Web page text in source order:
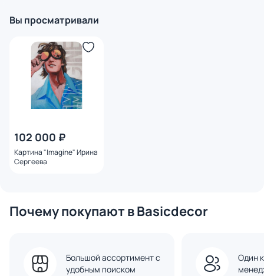
Вы просматривали
102 000 ₽
Картина "Imagine" Ирина
Сергеева
Почему покупают в Basicdecor
Большой ассортимент с
удобным поиском
Один